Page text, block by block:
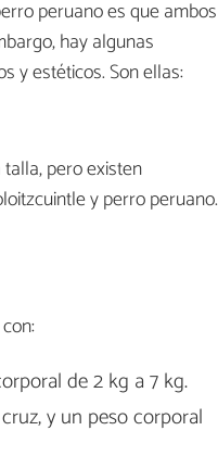
peruano es que ambos
hay algunas
y estéticos. Son ellas:
pero existen
y perro peruano.
de 2 kg a 7 kg.
y un peso corporal